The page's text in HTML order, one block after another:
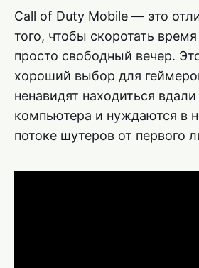
Call of Duty Mobile — это
того, чтобы скоротать
просто свободный вечер.
хороший выбор для
ненавидят находиться вдали
компьютера и нуждаются в
потоке шутеров от первого